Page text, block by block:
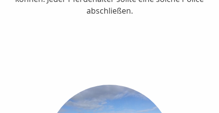
abschließen.